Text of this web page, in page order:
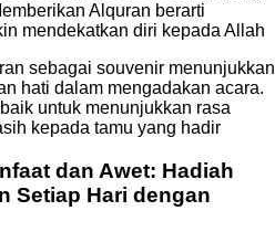
Alquran berarti
mendekatkan diri kepada Allah
sebagai souvenir menunjukkan
hati dalam mengadakan acara.
untuk menunjukkan rasa
kepada tamu yang hadir
dan Awet: Hadiah
Setiap Hari dengan